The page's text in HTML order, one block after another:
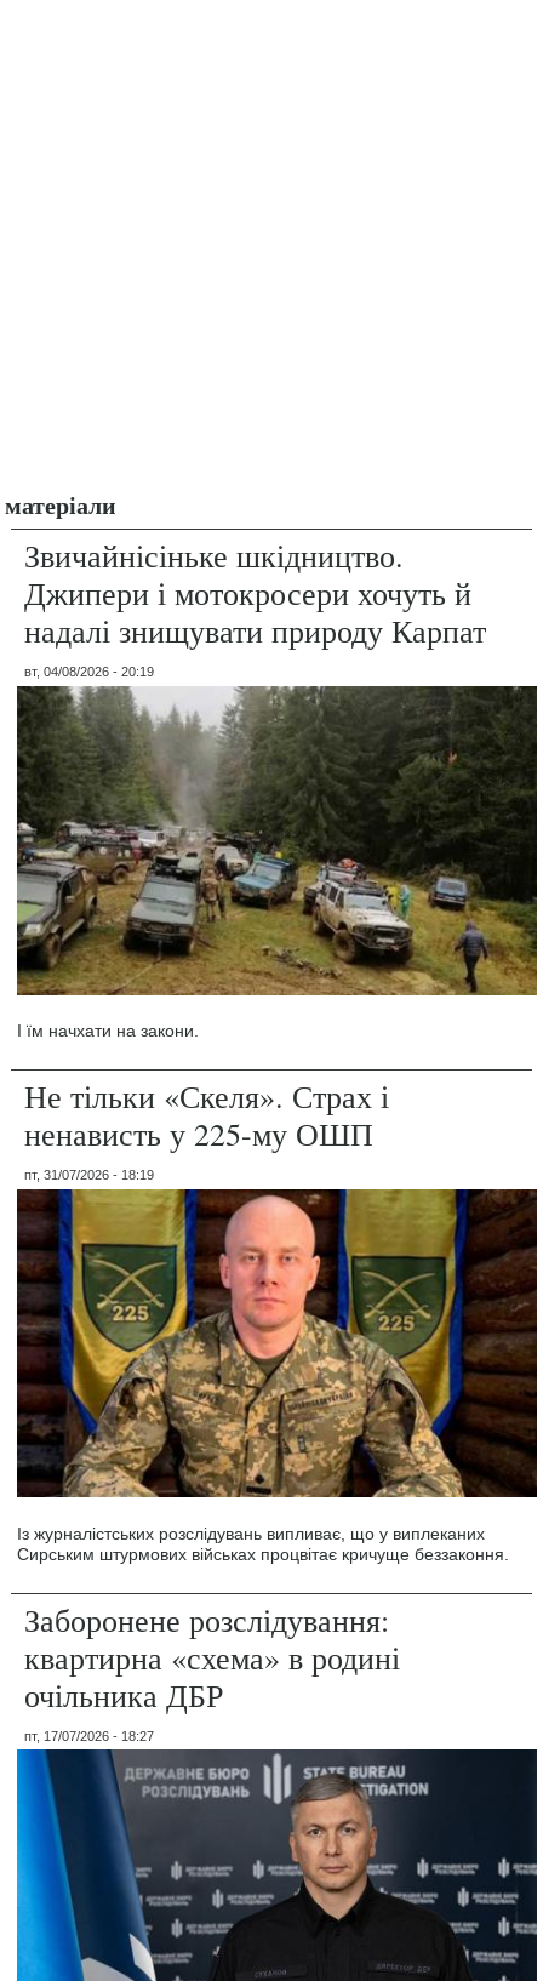
матеріали
Звичайнісіньке шкідництво.
Джипери і мотокросери хочуть й
надалі знищувати природу Карпат
вт, 04/08/2026 - 20:19
І їм начхати на закони.
Не тільки «Скеля». Страх і
ненависть у 225-му ОШП
пт, 31/07/2026 - 18:19
Із журналістських розслідувань випливає, що у виплеканих
Сирським штурмових військах процвітає кричуще беззаконня.
Заборонене розслідування:
квартирна «схема» в родині
очільника ДБР
пт, 17/07/2026 - 18:27